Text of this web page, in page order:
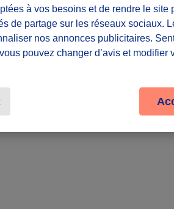
Partager le défi
à vos besoins et de rendre le site
de partage sur les réseaux sociaux.
nos annonces publicitaires.
pouvez changer d’avis et modifier